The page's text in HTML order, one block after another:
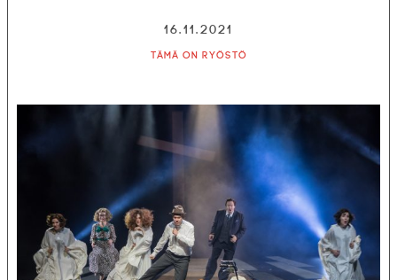
16.11.2021
Tämä on ryöstö